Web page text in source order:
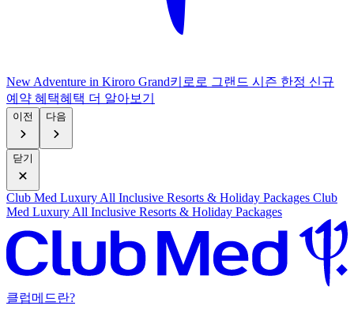
New Adventure in Kiroro Grand키로로 그랜드 시즌 한정 신규
예약 혜택혜 택 더 알아보기
이전 다음
닫기
Club Med Luxury All Inclusive Resorts & Holiday Packages Club
Med Luxury All Inclusive Resorts & Holiday Packages
클럽메드란?